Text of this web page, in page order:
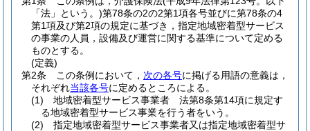
「法」という。)第78条の2の2第1項各号並びに第78条の4
第1項及び第2項の規定に基づき，指定地域密着型サービス
の事業の人員，設備及び運営に関する基準について定める
ものとする。
(定義)
第2条
この条例において， 次の各号に掲げる用語の意義は，
それぞれ当該各号に定めるところによる。
(1)
地域密着型サービス事業者 法第8条第14項に規定す
る地域密着型サービス事業を行う者をいう。
(2)
指定地域密着型サービス事業者又は指定地域密着型サ